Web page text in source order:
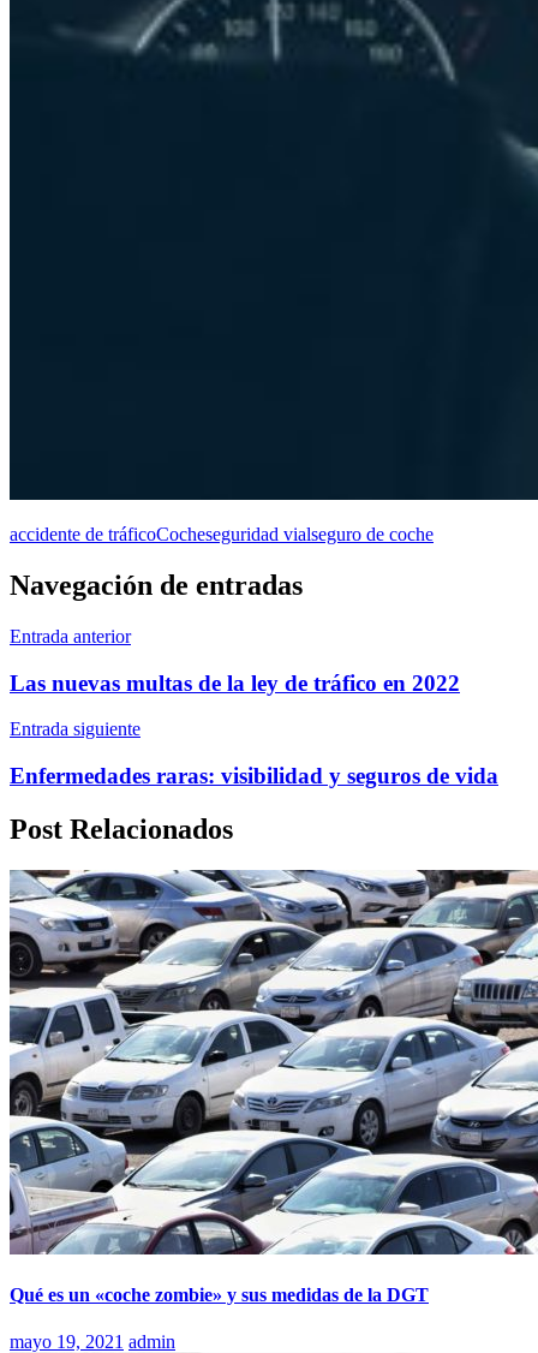
accidente de tráficoCocheseguridad vialseguro de coche
Navegación de entradas
Entrada anterior
Las nuevas multas de la ley de tráfico en 2022
Entrada siguiente
Enfermedades raras: visibilidad y seguros de vida
Post Relacionados
Qué es un «coche zombie» y sus medidas de la DGT
mayo 19, 2021 admin